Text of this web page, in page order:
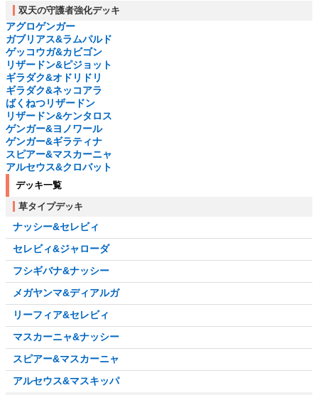
双天の守護者強化デッキ
アグロゲンガー
ガブリアス&ラムパルド
ゲッコウガ&カビゴン
リザードン&ピジョット
ギラダク&オドリドリ
ギラダク&ネッコアラ
ばくねつリザードン
リザードン&ケンタロス
ゲンガー&ヨノワール
ゲンガー&ギラティナ
スピアー&マスカーニャ
アルセウス&クロバット
デッキ一覧
草タイプデッキ
ナッシー&セレビィ
セレビィ&ジャローダ
フシギバナ&ナッシー
メガヤンマ&ディアルガ
リーフィア&セレビィ
マスカーニャ&ナッシー
スピアー&マスカーニャ
アルセウス&マスキッパ